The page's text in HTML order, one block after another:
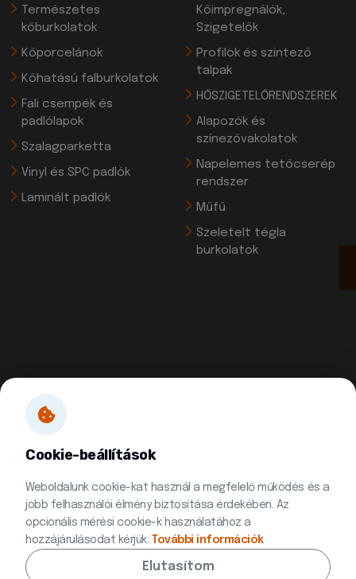
Természetes
kőburkolatok
Kőporcelánok
Kőhatású falburkolatok
Fali csempék és
padlólapok
Szalagparketta
Vinyl és SPC padlók
Laminált padlók
Kőimpregnálók,
Szigetelők
Profilok és szintező
talpak
HŐSZIGETELŐRENDSZEREK
Alapozók és
színezővakolatok
Napelemes tetőcserép
rendszer
Műfű
Szeletelt tégla
burkolatok
Cookie-beállítások
Weboldalunk cookie-kat használ a megfelelő működés és a
jobb felhasználói élmény biztosítása érdekében. Az
opcionális mérési cookie-k használatához a
hozzájárulásodat kérjük.
További információk
Elutasítom